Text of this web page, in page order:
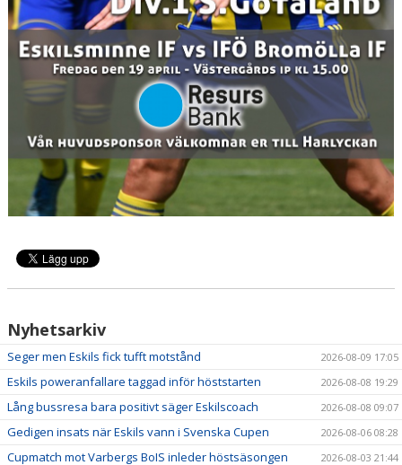
Nyhetsarkiv
Seger men Eskils fick tufft motstånd 2026-08-09 17:05
Eskils poweranfallare taggad inför höststarten 2026-08-08 19:29
Lång bussresa bara positivt säger Eskilscoach 2026-08-08 09:07
Gedigen insats när Eskils vann i Svenska Cupen 2026-08-06 08:28
Cupmatch mot Varbergs BoIS inleder höstsäsongen 2026-08-03 21:44